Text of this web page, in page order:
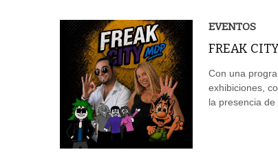
EVENTOS
FREAK
Con una
exhibiciones,
la presencia